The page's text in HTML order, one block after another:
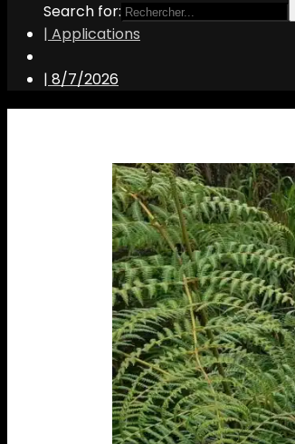
Search for:
| Applications
| 8/7/2026